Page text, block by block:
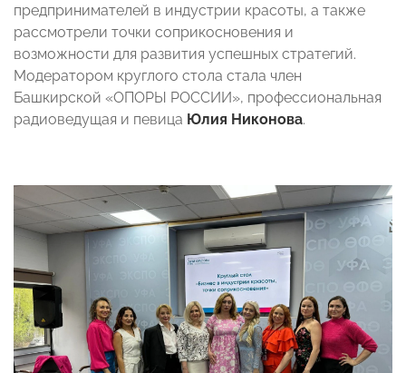
предпринимателей в индустрии красоты, а также
рассмотрели точки соприкосновения и
возможности для развития успешных стратегий.
Модератором круглого стола стала член
Башкирской «ОПОРЫ РОССИИ», профессиональная
радиоведущая и певица Юлия Никонова.